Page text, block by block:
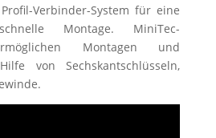
Verbinder-System für eine
Montage. MiniTec-
Montagen und
von Sechskantschlüsseln,